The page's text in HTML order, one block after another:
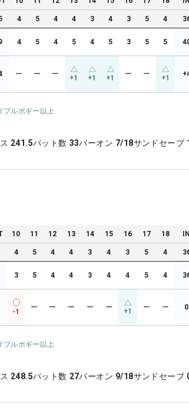
4 5 4 4 3 4 3 5 4
4 5 4 5 4 5 3 5 5
ー ー ー +1 +1 +1 ー ー +1
ブルボギー以上
241.5パット数 33パーオン 7/18サンドセーブ
10 11 12 13 14 15 16 17 18
4 5 4 4 3 4 3 5 4
3 5 4 4 3 4 4 5 4
-1
ー ー ー ー ー +1 ー ー 0
ブルボギー以上
248.5パット数 27パーオン 9/18サンドセーブ